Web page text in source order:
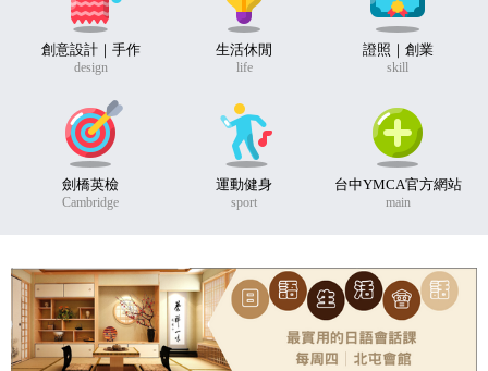
創意設計｜手作
design
生活休閒
life
證照｜創業
skill
劍橋英檢
Cambridge
運動健身
sport
台中YMCA官方網站
main